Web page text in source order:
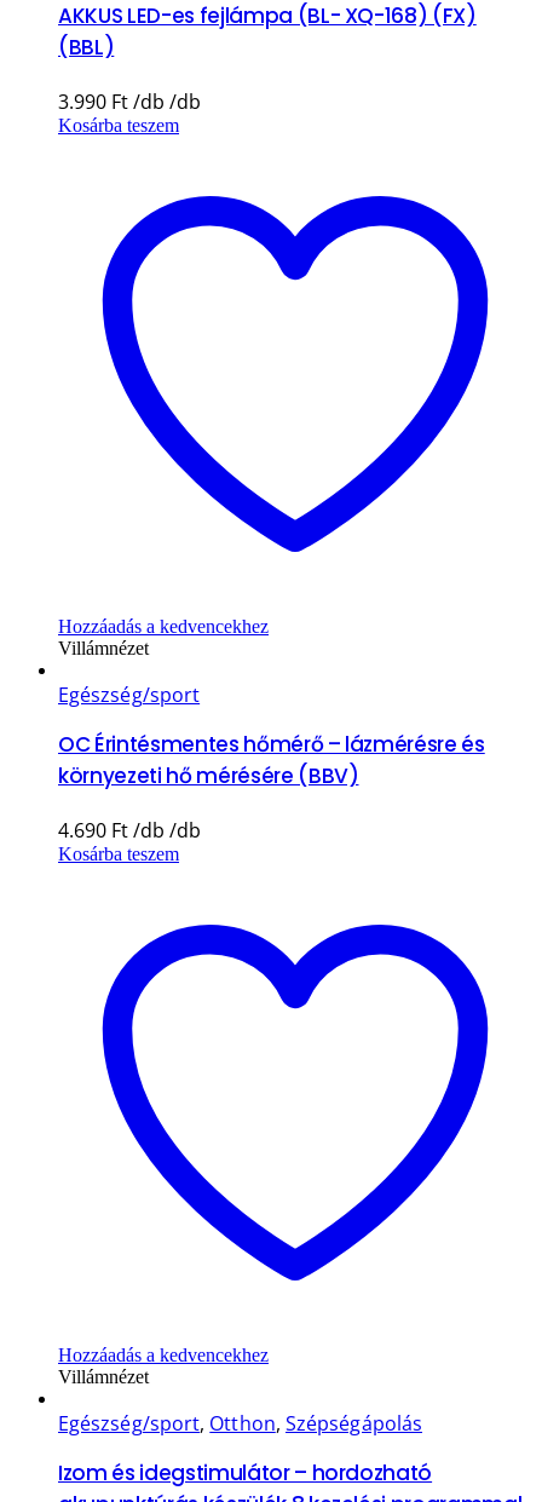
AKKUS LED-es fejlámpa (BL- XQ-168) (FX)
(BBL)
3.990 Ft
Kosárba teszem
Hozzáadás a kedvencekhez
Villámnézet
Egészség/sport
OC Érintésmentes hőmérő – lázmérésre és
környezeti hő mérésére (BBV)
4.690 Ft
Kosárba teszem
Hozzáadás a kedvencekhez
Villámnézet
Egészség/sport, Otthon, Szépségápolás
Izom és idegstimulátor – hordozható